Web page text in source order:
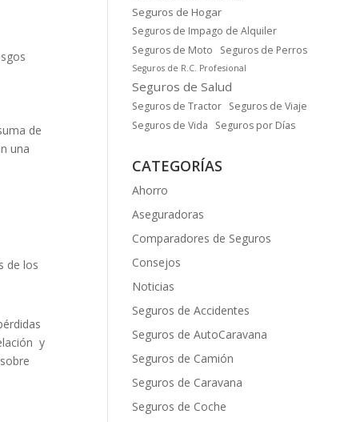
de
una
de los
y
Seguros de Hogar
Seguros de Impago de Alquiler
Seguros de Moto
Seguros de Perros
Seguros de R.C. Profesional
Seguros de Salud
Seguros de Tractor Seguros de Viaje
Seguros de Vida
Seguros por Días
CATEGORÍAS
Ahorro
Aseguradoras
Comparadores de Seguros
Consejos
Noticias
Seguros de Accidentes
Seguros de AutoCaravana
Seguros de Camión
Seguros de Caravana
Seguros de Coche